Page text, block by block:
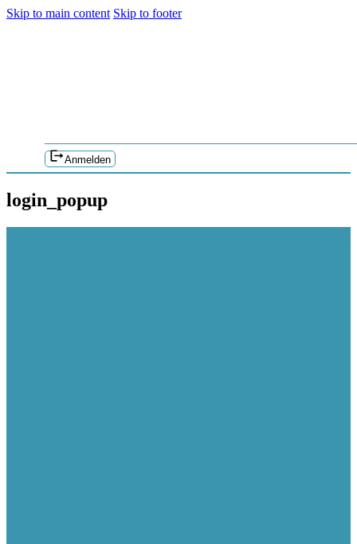
Skip to main content Skip to footer
Anmelden
login_popup